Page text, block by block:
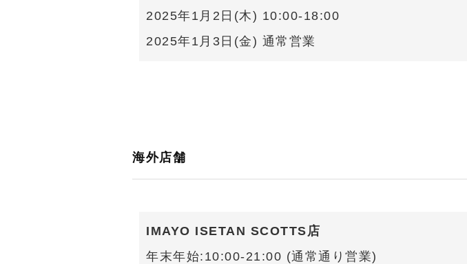
2025年1月2日(木) 10:00-18:00
2025年1月3日(金) 通常営業
海外店舗
IMAYO ISETAN SCOTTS店
年末年始:10:00-21:00 (通常通り営業)